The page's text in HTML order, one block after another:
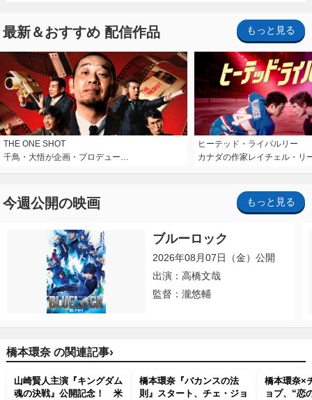
最新＆おすすめ 配信作品 もっと見る
THE ONE SHOT
千鳥・大悟が企画・プロデュー…
ヒーテッド・ライバルリー
カナダの作家レイチェル・リ
今週公開の映画 もっと見る
ブルーロック
2026年08月07日（金）公開
出演：高橋文哉
監督：瀧悠輔
橋本環奈 の関連記事›
山崎賢人主演『キングダム
魂の決戦』公開記念！ 米
橋本環奈『バカンスの法
則』スタート、チェ・ジョ
橋本環奈×
ョプ、“恋